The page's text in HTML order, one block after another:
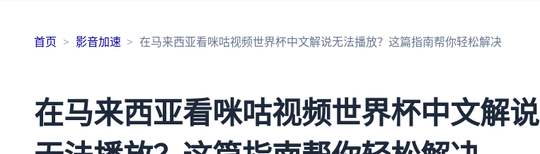
首页 影音加速 在马来西亚看咪咕视频世界杯中文解说无法播放？这篇指南帮你轻松解决
在马来西亚看咪咕视频世界杯中文解说